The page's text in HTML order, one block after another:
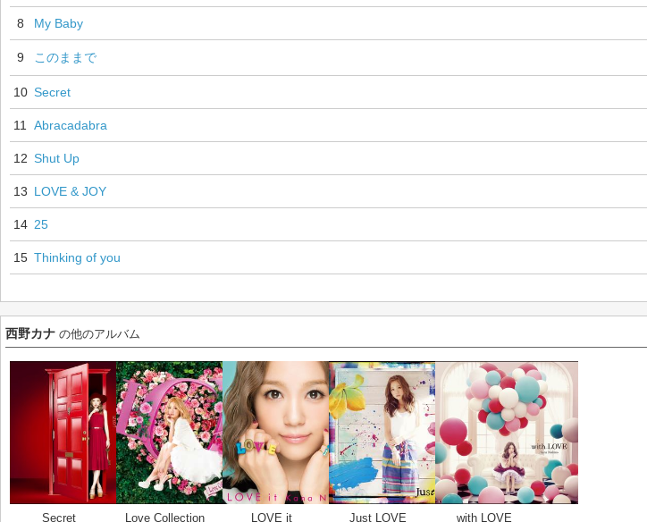
8 My Baby
9 このままで
10 Secret
11 Abracadabra
12 Shut Up
13 LOVE & JOY
14 25
15 Thinking of you
西野カナ の他のアルバム
Secret
Love Collection
LOVE it Just LOVE with LOVE